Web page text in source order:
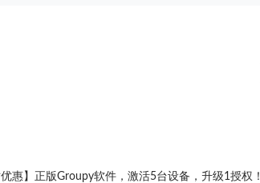
优惠】正版Groupy软件，激活5台设备，升级1授权！